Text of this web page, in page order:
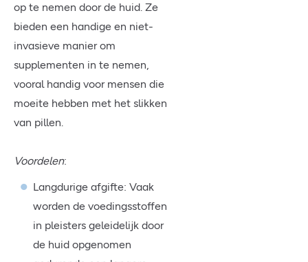
op te nemen door de huid. Ze
bieden een handige en niet-
invasieve manier om
supplementen in te nemen,
vooral handig voor mensen die
moeite hebben met het slikken
van pillen.
Voordelen:
Langdurige afgifte: Vaak
worden de voedingsstoffen
in pleisters geleidelijk door
de huid opgenomen